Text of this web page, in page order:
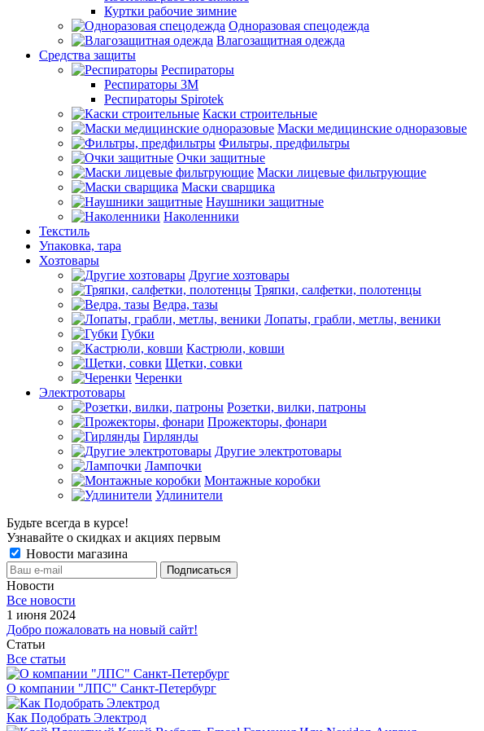
Куртки рабочие зимние
Одноразовая спецодежда
Влагозащитная одежда
Средства защиты
Респираторы
Респираторы 3М
Респираторы Spirotek
Каски строительные
Маски медицинские одноразовые
Фильтры, предфильтры
Очки защитные
Маски лицевые фильтрующие
Маски сварщика
Наушники защитные
Наколенники
Текстиль
Упаковка, тара
Хозтовары
Другие хозтовары
Тряпки, салфетки, полотенцы
Ведра, тазы
Лопаты, грабли, метлы, веники
Губки
Кастрюли, ковши
Щетки, совки
Черенки
Электротовары
Розетки, вилки, патроны
Прожекторы, фонари
Гирлянды
Другие электротовары
Лампочки
Монтажные коробки
Удлинители
Будьте всегда в курсе!
Узнавайте о скидках и акциях первым
Новости магазина
Новости
Все новости
1 июня 2024
Добро пожаловать на новый сайт!
Статьи
Все статьи
О компании "ЛПС" Санкт-Петербург
Как Подобрать Электрод